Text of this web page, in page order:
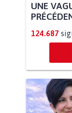
UNE
124.687